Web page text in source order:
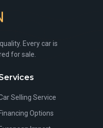
Every car is
for sale.
Selling Service
Financing Options